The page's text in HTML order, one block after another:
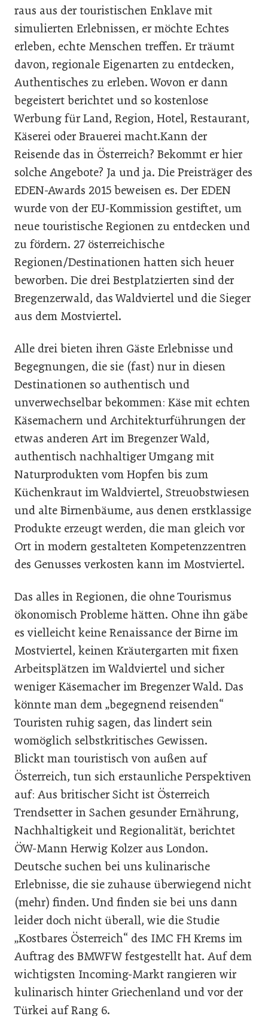
raus aus der touristischen Enklave mit
simulierten Erlebnissen, er möchte Echtes
erleben, echte Menschen treffen. Er träumt
davon, regionale Eigenarten zu entdecken,
Authentisches zu erleben. Wovon er dann
begeistert berichtet und so kostenlose
Werbung für Land, Region, Hotel, Restaurant,
Käserei oder Brauerei macht.Kann der
Reisende das in Österreich? Bekommt er hier
solche Angebote? Ja und ja. Die Preisträger des
EDEN-Awards 2015 beweisen es. Der EDEN
wurde von der EU-Kommission gestiftet, um
neue touristische Regionen zu entdecken und
zu fördern. 27 österreichische
Regionen/Destinationen hatten sich heuer
beworben. Die drei Bestplatzierten sind der
Bregenzerwald, das Waldviertel und die Sieger
aus dem Mostviertel.
Alle drei bieten ihren Gäste Erlebnisse und
Begegnungen, die sie (fast) nur in diesen
Destinationen so authentisch und
unverwechselbar bekommen: Käse mit echten
Käsemachern und Architekturführungen der
etwas anderen Art im Bregenzer Wald,
authentisch nachhaltiger Umgang mit
Naturprodukten vom Hopfen bis zum
Küchenkraut im Waldviertel, Streuobstwiesen
und alte Birnenbäume, aus denen erstklassige
Produkte erzeugt werden, die man gleich vor
Ort in modern gestalteten Kompetenzzentren
des Genusses verkosten kann im Mostviertel.
Das alles in Regionen, die ohne Tourismus
ökonomisch Probleme hätten. Ohne ihn gäbe
es vielleicht keine Renaissance der Birne im
Mostviertel, keinen Kräutergarten mit fixen
Arbeitsplätzen im Waldviertel und sicher
weniger Käsemacher im Bregenzer Wald. Das
könnte man dem „begegnend reisenden“
Touristen ruhig sagen, das lindert sein
womöglich selbstkritisches Gewissen.
Blickt man touristisch von außen auf
Österreich, tun sich erstaunliche Perspektiven
auf: Aus britischer Sicht ist Österreich
Trendsetter in Sachen gesunder Ernährung,
Nachhaltigkeit und Regionalität, berichtet
ÖW-Mann Herwig Kolzer aus London.
Deutsche suchen bei uns kulinarische
Erlebnisse, die sie zuhause überwiegend nicht
(mehr) finden. Und finden sie bei uns dann
leider doch nicht überall, wie die Studie
„Kostbares Österreich“ des IMC FH Krems im
Auftrag des BMWFW festgestellt hat. Auf dem
wichtigsten Incoming-Markt rangieren wir
kulinarisch hinter Griechenland und vor der
Türkei auf Rang 6.